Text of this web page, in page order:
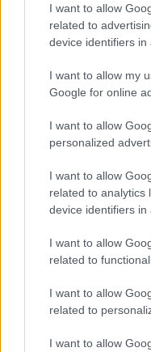
I want to allow
related to
device identifiers in
I want to allow my
Google for online
I want to allow
personalized
I want to allow
related to analytics
device identifiers in
I want to allow
related to
I want to allow
related to
I want to allow